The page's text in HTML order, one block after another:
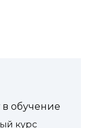
обучение
курс